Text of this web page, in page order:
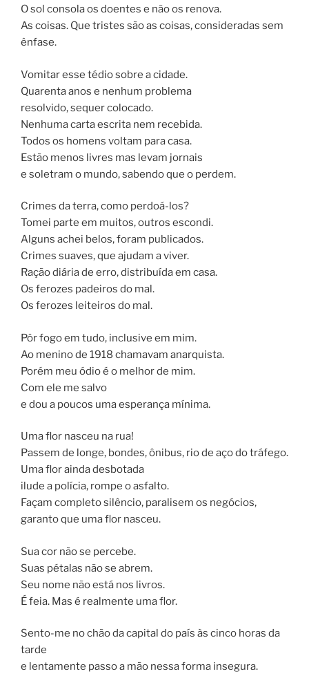
O sol consola os doentes e não os renova.
As coisas. Que tristes são as coisas, consideradas sem
ênfase.
Vomitar esse tédio sobre a cidade.
Quarenta anos e nenhum problema
resolvido, sequer colocado.
Nenhuma carta escrita nem recebida.
Todos os homens voltam para casa.
Estão menos livres mas levam jornais
e soletram o mundo, sabendo que o perdem.
Crimes da terra, como perdoá-los?
Tomei parte em muitos, outros escondi.
Alguns achei belos, foram publicados.
Crimes suaves, que ajudam a viver.
Ração diária de erro, distribuída em casa.
Os ferozes padeiros do mal.
Os ferozes leiteiros do mal.
Pôr fogo em tudo, inclusive em mim.
Ao menino de 1918 chamavam anarquista.
Porém meu ódio é o melhor de mim.
Com ele me salvo
e dou a poucos uma esperança mínima.
Uma flor nasceu na rua!
Passem de longe, bondes, ônibus, rio de aço do tráfego.
Uma flor ainda desbotada
ilude a polícia, rompe o asfalto.
Façam completo silêncio, paralisem os negócios,
garanto que uma flor nasceu.
Sua cor não se percebe.
Suas pétalas não se abrem.
Seu nome não está nos livros.
É feia. Mas é realmente uma flor.
Sento-me no chão da capital do país às cinco horas da
tarde
e lentamente passo a mão nessa forma insegura.